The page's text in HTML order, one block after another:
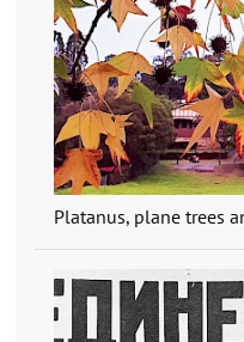
Platanus, plane trees